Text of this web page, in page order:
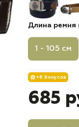
Длина ремня
1 - 105 см
+6 бонусов
685